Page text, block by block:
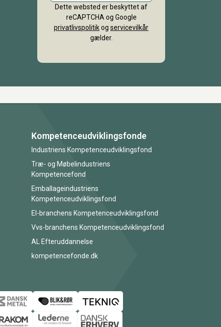
Dette websted er beskyttet af
reCAPTCHA og Google
privatlivspolitikog servicevilkår
gælder.
Kompetenceudviklingsfonde
Industriens Kompetenceudviklingsfond
Træ- og Møbelindustriens
Kompetencefond
Emballageindustriens
Kompetenceudviklingsfond
El-branchens Kompetenceudviklingsfond
Vvs-branchens Kompetenceudviklingsfond
AL Efteruddannelse
kompetencefonde.dk